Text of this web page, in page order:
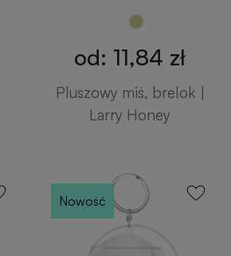
od: 11,84 zł
Pluszowy miś, brelok |
Larry Honey
Nowość